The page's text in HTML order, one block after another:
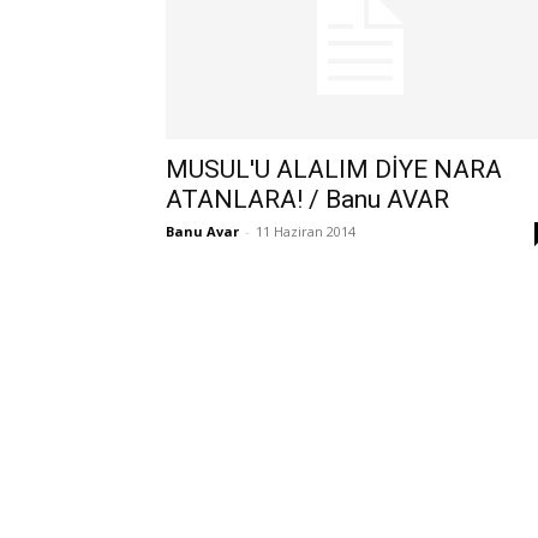
MUSUL'U ALALIM DİYE NARA
ATANLARA! / Banu AVAR
Banu Avar - 11 Haziran 2014